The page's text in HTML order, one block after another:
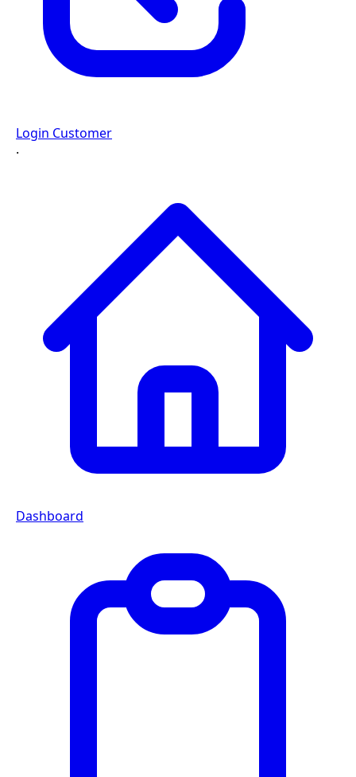
Login Customer
·
Dashboard